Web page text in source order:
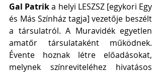
Gal Patrik a helyi LESZSZ [egykori Egy
és Más Színház tagja] vezetője beszélt
a társulatról. A Muravidék egyetlen
amatőr társulataként működnek.
Évente hoznak létre előadásokat,
melynek színreviteléhez hivatásos